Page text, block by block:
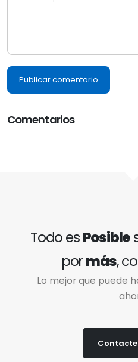
Publicar comentario
Comentarios
Todo esPosible
pormás,
Lo mejor que puede